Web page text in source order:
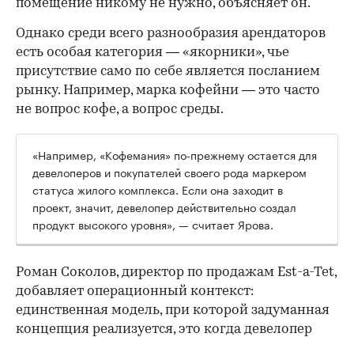
помещение никому не нужно, объясняет он.
Однако среди всего разнообразия арендаторов
есть особая категория — «якорники», чье
присутствие само по себе является посланием
рынку. Например, марка кофейни — это часто
не вопрос кофе, а вопрос среды.
«Например, «Кофемания» по-прежнему остается для
девелоперов и покупателей своего рода маркером
статуса жилого комплекса. Если она заходит в
проект, значит, девелопер действительно создал
продукт высокого уровня», — считает Ярова.
Роман Соколов, директор по продажам Est-a-Tet,
добавляет операционный контекст:
единственная модель, при которой задуманная
концепция реализуется, это когда девелопер